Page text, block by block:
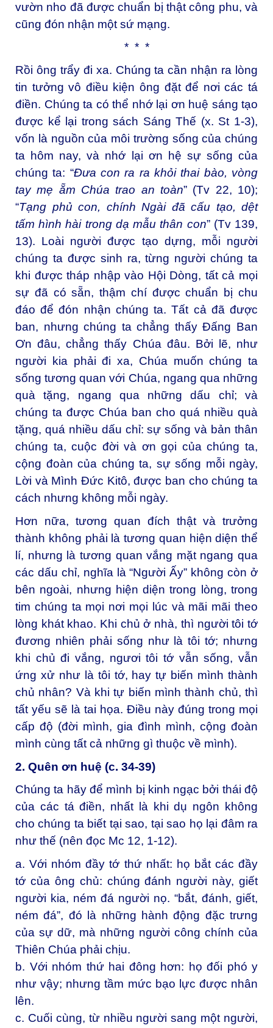
vườn nho đã được chuẩn bị thật công phu, và
cũng đón nhận một sứ mạng.
* * *
Rồi ông trẩy đi xa. Chúng ta cần nhận ra lòng
tin tưởng vô điều kiện ông đặt để nơi các tá
điền. Chúng ta có thể nhớ lại ơn huệ sáng tạo
được kể lại trong sách Sáng Thế (x. St 1-3),
vốn là nguồn của môi trường sống của chúng
ta hôm nay, và nhớ lại ơn hệ sự sống của
chúng ta: “Đưa con ra ra khỏi thai bào, vòng
tay mẹ ẵm Chúa trao an toàn” (Tv 22, 10);
“Tạng phủ con, chính Ngài đã cấu tạo, dệt
tấm hình hài trong dạ mẫu thân con” (Tv 139,
13). Loài người được tạo dựng, mỗi người
chúng ta được sinh ra, từng người chúng ta
khi được tháp nhập vào Hội Dòng, tất cả mọi
sự đã có sẵn, thậm chí được chuẩn bị chu
đáo để đón nhận chúng ta. Tất cả đã được
ban, nhưng chúng ta chẳng thấy Đấng Ban
Ơn đâu, chẳng thấy Chúa đâu. Bởi lẽ, như
người kia phải đi xa, Chúa muốn chúng ta
sống tương quan với Chúa, ngang qua những
quà tặng, ngang qua những dấu chỉ; và
chúng ta được Chúa ban cho quá nhiều quà
tặng, quá nhiều dấu chỉ: sự sống và bản thân
chúng ta, cuộc đời và ơn gọi của chúng ta,
cộng đoàn của chúng ta, sự sống mỗi ngày,
Lời và Mình Đức Kitô, được ban cho chúng ta
cách nhưng không mỗi ngày.
Hơn nữa, tương quan đích thật và trưởng
thành không phải là tương quan hiện diện thể
lí, nhưng là tương quan vắng mặt ngang qua
các dấu chỉ, nghĩa là “Người Ấy” không còn ở
bên ngoài, nhưng hiện diện trong lòng, trong
tim chúng ta mọi nơi mọi lúc và mãi mãi theo
lòng khát khao. Khi chủ ở nhà, thì người tôi tớ
đương nhiên phải sống như là tôi tớ; nhưng
khi chủ đi vắng, ngươi tôi tớ vẫn sống, vẫn
ứng xử như là tôi tớ, hay tự biến mình thành
chủ nhân? Và khi tự biến mình thành chủ, thì
tất yếu sẽ là tai họa. Điều này đúng trong mọi
cấp độ (đời mình, gia đình mình, cộng đoàn
mình cùng tất cả những gì thuộc về mình).
2. Quên ơn huệ (c. 34-39)
Chúng ta hãy để mình bị kinh ngạc bởi thái độ
của các tá điền, nhất là khi dụ ngôn không
cho chúng ta biết tại sao, tại sao họ lại đâm ra
như thế (nên đọc Mc 12, 1-12).
a.Với nhóm đầy tớ thứ nhất: họ bắt các đầy
tớ của ông chủ: chúng đánh người này, giết
người kia, ném đá người nọ. “bắt, đánh, giết,
ném đá”, đó là những hành động đặc trưng
của sự dữ, mà những người công chính của
Thiên Chúa phải chịu.
b. Với nhóm thứ hai đông hơn: họ đối phó y
như vậy; nhưng tầm mức bạo lực được nhân
lên.
c. Cuối cùng, từ nhiều người sang một người,